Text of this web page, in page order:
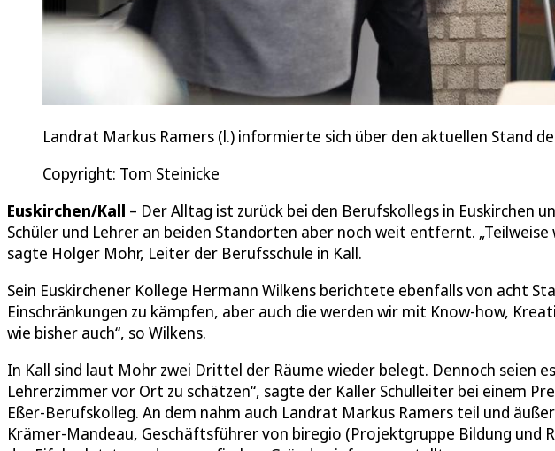
Landrat Markus Ramers (l.) informierte sich über den aktuellen Stand
Copyright: Tom Steinicke
Euskirchen/Kall – Der Alltag ist zurück bei den Berufskollegs in Euskirchen
Schüler und Lehrer an beiden Standorten aber noch weit entfernt.
sagte Holger Mohr, Leiter der Berufsschule in Kall.
Sein Euskirchener Kollege Hermann Wilkens berichtete ebenfalls von acht
Einschränkungen zu kämpfen, aber auch die werden wir mit Know-how,
wie bisher auch“, so Wilkens.
In Kall sind laut Mohr zwei Drittel der Räume wieder belegt. Dennoch seien
Lehrerzimmer vor Ort zu schätzen“, sagte der Kaller Schulleiter bei einem
Eßer-Berufskolleg. An dem nahm auch Landrat Markus Ramers teil und
Krämer-Mandeau, Geschäftsführer von biregio (Projektgruppe Bildung und